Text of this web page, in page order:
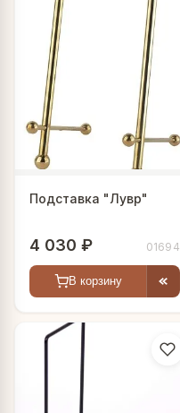
Подставка "Лувр"
4 030 ₽ 01694
В корзину